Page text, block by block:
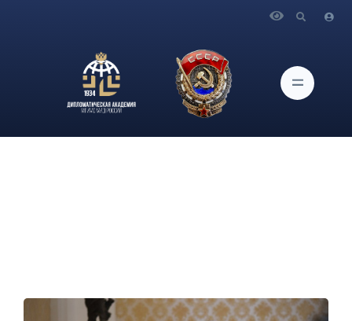
Федерации С.В.Лаврова французскому телеканалу «TF1»